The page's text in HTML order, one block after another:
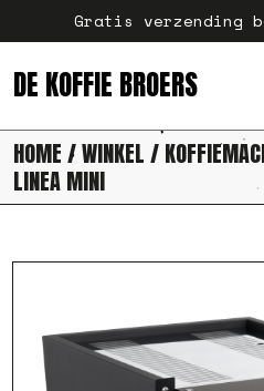
Ga naar de inhoud
Gratis verzending
DE KOFFIE BROERS
HOME/WINKEL/
LINEA MINI